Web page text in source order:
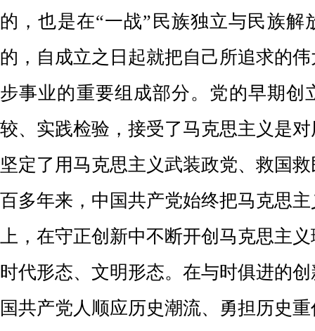
的，也是在“一战” 民族独立与民族解
的 ， 自成立之日起就把自己所追求的
步事业的重要组成部分。 党的早期创
较、实践检验， 接受了马克思主义是
坚定了用马克思主义武装政党、救国
百多年来， 中国共产党始终把马克思
上， 在守正创新中不断开创 马克思主义
时代形态、文明形态。 在与时俱进的
国共产党人顺应历史潮流、勇担历史